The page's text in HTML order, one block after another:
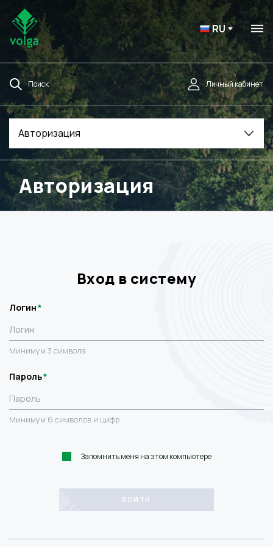
RU
Поиск Личный кабинет
Авторизация
Авторизация
Вход в систему
Логин
Минимум 3 символа
Пароль
Минимум 6 символов и цифр
Запомнить меня на этом компьютере